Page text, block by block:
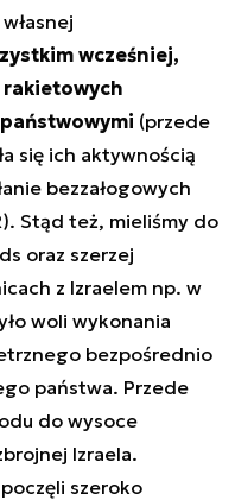
wcześniej,
(przede
się ich aktywnością
bezzałogowych
Stąd też, mieliśmy do
oraz szerzej
z Izraelem np. w
woli wykonania
bezpośrednio
państwa. Przede
do wysoce
Izraela.
szeroko